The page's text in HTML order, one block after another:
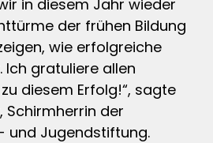
in diesem Jahr wieder
der frühen Bildung
wie erfolgreiche
Ich gratuliere allen
diesem Erfolg!“, sagte
Schirmherrin der
und Jugendstiftung.